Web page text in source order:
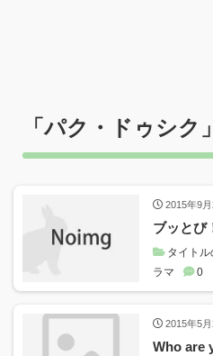
「パク・ドゥシク
2015年9月
ブッとび
タイト
ラマ
0
2015年5月
Who are